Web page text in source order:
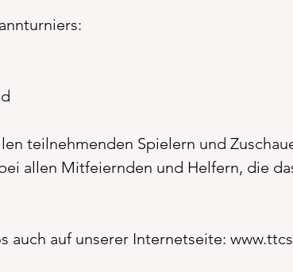
teilnehmenden Spielern und
allen Mitfeiernden und Helfern, die
auch auf unserer Internetseite: